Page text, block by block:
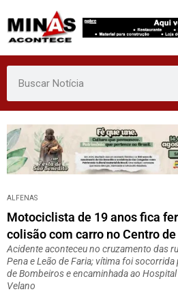
Pular
para
o
conteúdo
ALFENAS
Motociclista de 19 anos fica
colisão com carro no Centro
Acidente aconteceu no cruzamento das
Pena e Leão de Faria; vítima foi socorrida
de Bombeiros e encaminhada ao
Velano